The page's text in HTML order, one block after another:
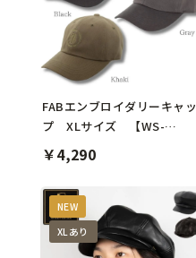
FABエンブロイダリーキャッ
プ XLサイズ 【WS-
50659XL】
￥4,290
NEW
XLあり